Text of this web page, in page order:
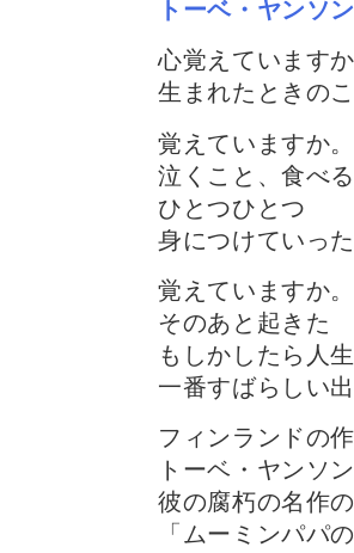
トーベ・ヤンソ
心覚えています
生まれたときの
覚えていますか
泣くこと、食べ
ひとつひとつ
身につけていっ
覚えていますか
そのあと起きた
もしかしたら人
一番すばらしい
フィンランドの
トーベ・ヤンソ
彼の腐朽の名作
「ムーミンパパ